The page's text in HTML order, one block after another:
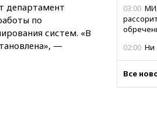
03:00
02:00 Ни
01:00
Все
департамент
по
систем. «В
—